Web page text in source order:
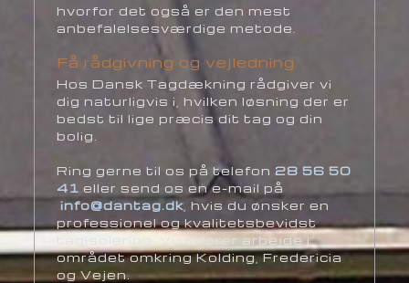
hvorfor det også er den mest
anbefalelsesværdige metode.
Få rådgivning og vejledning
Hos Dansk Tagdækning rådgiver vi
dig naturligvis i, hvilken løsning der er
bedst til lige præcis dit tag og din
bolig.
Ring gerne til os på telefon28 56 50
41 eller send os en e-mail på
info@dantag.dk , hvis du ønsker en
professionel og kvalitetsbevidst
tagisolering. Vi udfører arbejde i
området omkring Kolding, Fredericia
og Vejen.